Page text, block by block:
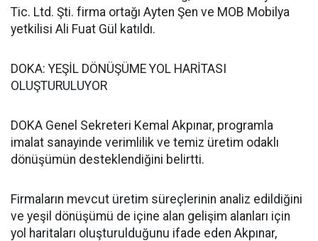
Tic. Ltd. Şti. firma ortağı Ayten Şen ve MOB Mobilya
yetkilisi Ali Fuat Gül katıldı.
DOKA: YEŞİL DÖNÜŞÜME YOL HARİTASI
OLUŞTURULUYOR
DOKA Genel Sekreteri Kemal Akpınar, programla
imalat sanayinde verimlilik ve temiz üretim odaklı
dönüşümün desteklendiğini belirtti.
Firmaların mevcut üretim süreçlerinin analiz edildiğini
ve yeşil dönüşümü de içine alan gelişim alanları için
yol haritaları oluşturulduğunu ifade eden Akpınar,